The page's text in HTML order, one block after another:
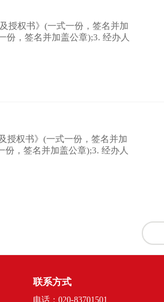
授权书》(一式一份，签名并加
份，签名并加盖公章);3. 经办人
授权书》(一式一份，签名并加
，签名并加盖公章);3. 经办人
联系方式
电话：020-83701501